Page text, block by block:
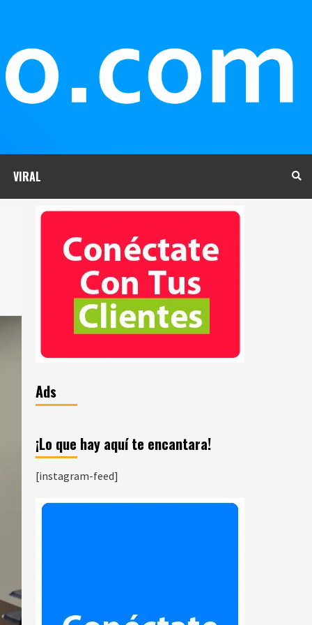
VIRAL
Ads
¡Lo que hay aquí te encantara!
[instagram-feed]